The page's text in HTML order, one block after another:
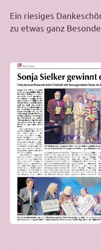
Ein riesiges
zu etwas ganz